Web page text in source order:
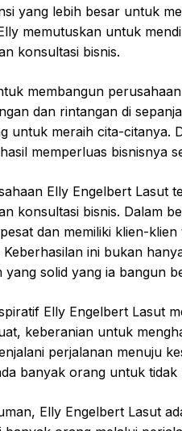
yang lebih besar untuk
memutuskan untuk
konsultasi bisnis.
membangun
dan rintangan di
untuk meraih cita-citanya.
memperluas bisnisnya
Elly Engelbert Lasut
konsultasi bisnis. Dalam
dan memiliki klien-
ini bukan
yang solid yang ia bangun
Elly Engelbert Lasut
keberanian untuk
perjalanan menuju
banyak orang untuk
Elly Engelbert Lasut